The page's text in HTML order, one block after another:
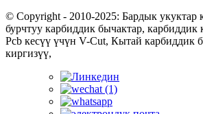
© Copyright - 2010-2025: Бардык укуктар
бурчтуу карбиддик бычактар, карбиддик
Pcb кесүү үчүн V-Cut, Кытай карбиддик
киргизүү,